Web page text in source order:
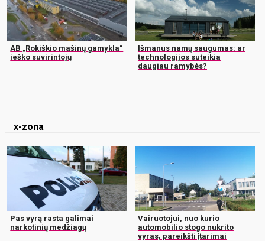
AB „Rokiškio mašinų gamykla“
ieško suvirintojų
Išmanus namų saugumas: ar
technologijos suteikia
daugiau ramybės?
x-zona
Pas vyrą rasta galimai
narkotinių medžiagų
Vairuotojui, nuo kurio
automobilio stogo nukrito
vyras, pareikšti įtarimai